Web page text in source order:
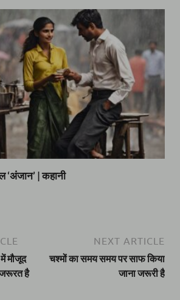
‘अंजान’ | कहानी
मौजूद
है
NEXT ARTICLE
चश्मों का समय समय पर साफ किया
जाना जरूरी है